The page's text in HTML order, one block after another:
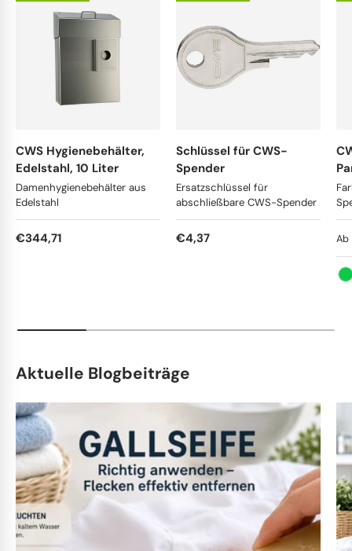
CWS Hygienebehälter,
Edelstahl, 10 Liter
Damenhygienebehälter aus
Edelstahl
Normaler Preis
€344,71
Schlüssel für CWS-
Spender
Ersatzschlüssel für
abschließbare CWS-Spender
Normaler Preis
€4,37 Ab
Aktuelle Blogbeiträge